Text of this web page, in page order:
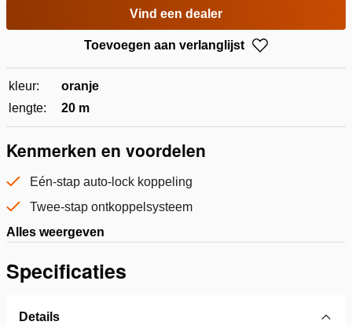
Vind een dealer
Toevoegen aan verlanglijst
kleur:
oranje
lengte:
20 m
Kenmerken en voordelen
Eén-stap auto-lock koppeling
Twee-stap ontkoppelsysteem
Alles weergeven
Specificaties
Details